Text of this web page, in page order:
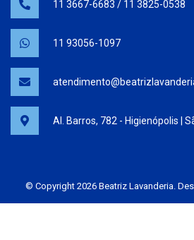
11 3667-6683 / 11 3825-0538
11 93056-1097
Al. Barros, 782 - Higienópolis |
© Copyright 2026 Beatriz Lavanderia.